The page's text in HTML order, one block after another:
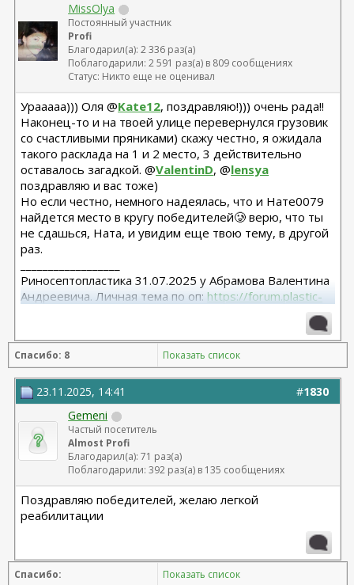
MissOlya
Постоянный участник
Profi
Благодарил(а): 2 336 раз(а)
Поблагодарили: 2 591 раз(а) в 809 сообщениях
Статус: Никто еще не оценивал
Урааааа))) Оля @Kate12, поздравляю!))) очень рада!!
Наконец-то и на твоей улице перевернулся грузовик
со счастливыми пряниками) скажу честно, я ожидала
такого расклада на 1 и 2 место, 3 действительно
оставалось загадкой. @ValentinD, @lensya
поздравляю и вас тоже)
Но если честно, немного надеялась, что и Нате0079
найдется место в кругу победителей🥲 верю, что ты
не сдашься, Ната, и увидим еще твою тему, в другой
раз.
Риносептопластика 31.07.2025 у Абрамова Валентина
Андреевича. Личная тема по оп:https://forum.plastic-
Спасибо: 8 Показать список
#1830
23.11.2025, 14:41
Gemeni
Частый посетитель
Almost Profi
Благодарил(а): 71 раз(а)
Поблагодарили: 392 раз(а) в 135 сообщениях
Поздравляю победителей, желаю легкой
реабилитации
Спасибо: Показать список